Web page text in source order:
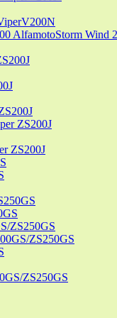
AlfamotoStorm Wind
ZS200J
ZS200J
ZS250GS
ZS250GS
ZS250GS